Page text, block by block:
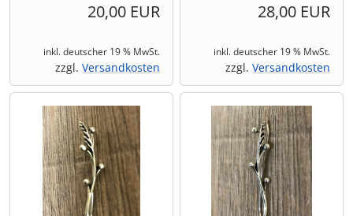
20,00 EUR
inkl. deutscher 19 % MwSt.
zzgl. Versandkosten
28,00 EUR
inkl. deutscher 19 % MwSt.
zzgl. Versandkosten